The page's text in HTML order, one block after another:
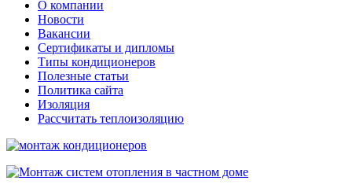
О компании
Новости
Вакансии
Сертификаты и дипломы
Типы кондиционеров
Полезные статьи
Политика сайта
Изоляция
Рассчитать теплоизоляцию